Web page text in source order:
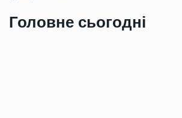
Головне сьогодні